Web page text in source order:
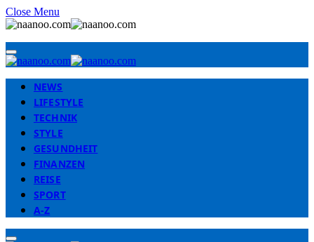
Close Menu
NEWS
LIFESTYLE
TECHNIK
STYLE
GESUNDHEIT
FINANZEN
REISE
SPORT
A-Z